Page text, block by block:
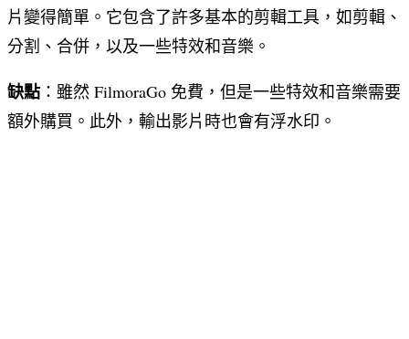
片變得簡單。它包含了許多基本的剪輯工具，如剪輯、
分割、合併，以及一些特效和音樂。
缺點 ：雖然 FilmoraGo 免費，但是一些特效和音樂需要
額外購買。此外，輸出影片時也會有浮水印。